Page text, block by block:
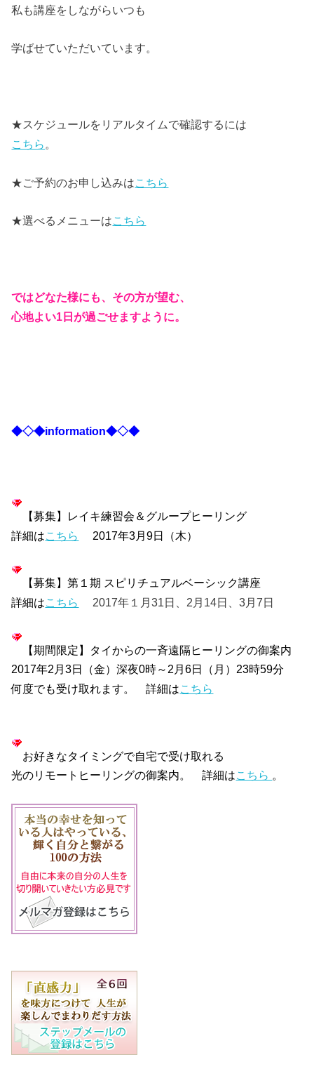
私も講座をしながらいつも
学ばせていただいています。
★スケジュールをリアルタイムで確認するには
こちら 。
★ご予約のお申し込みは こちら
★選べるメニューはこちら
ではどなた様にも、その方が望む、
心地よい1日が過ごせますように。
◆◇◆information◆◇◆
【募集】レイキ練習会＆グループヒーリング
詳細はこちら 2017年3月9日（木）
【募集】第１期 スピリチュアルベーシック講座
詳細はこちら 2017年１月31日、2月14日、3月7日
【期間限定】タイからの一斉遠隔ヒーリングの御案内
2017年2月3日（金）深夜0時～2月6日（月）23時59分
何度でも受け取れます。
詳細はこちら
お好きなタイミングで自宅で受け取れる
光のリモートヒーリングの御案内。詳細はこちら 。